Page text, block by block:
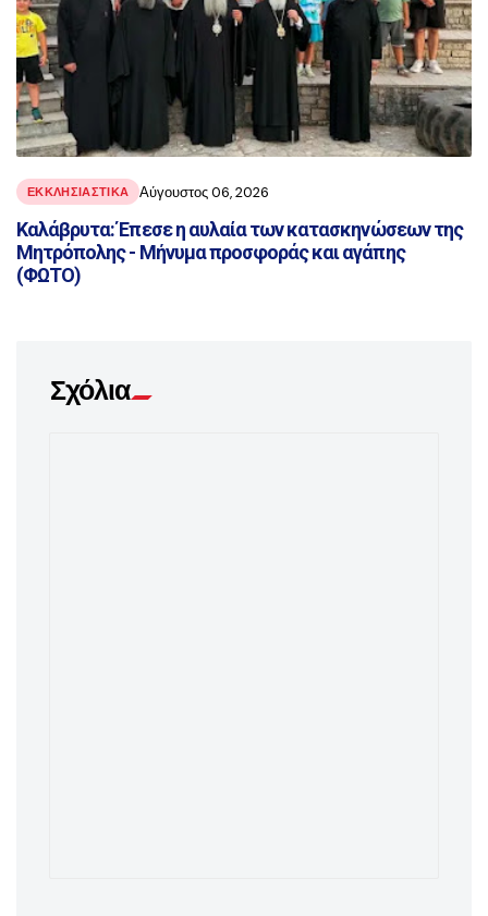
ΕΚΚΛΗΣΙΑΣΤΙΚΑ Αύγουστος 06, 2026
Καλάβρυτα: Έπεσε η αυλαία των κατασκηνώσεων της
Μητρόπολης - Μήνυμα προσφοράς και αγάπης
(ΦΩΤΟ)
Σχόλια